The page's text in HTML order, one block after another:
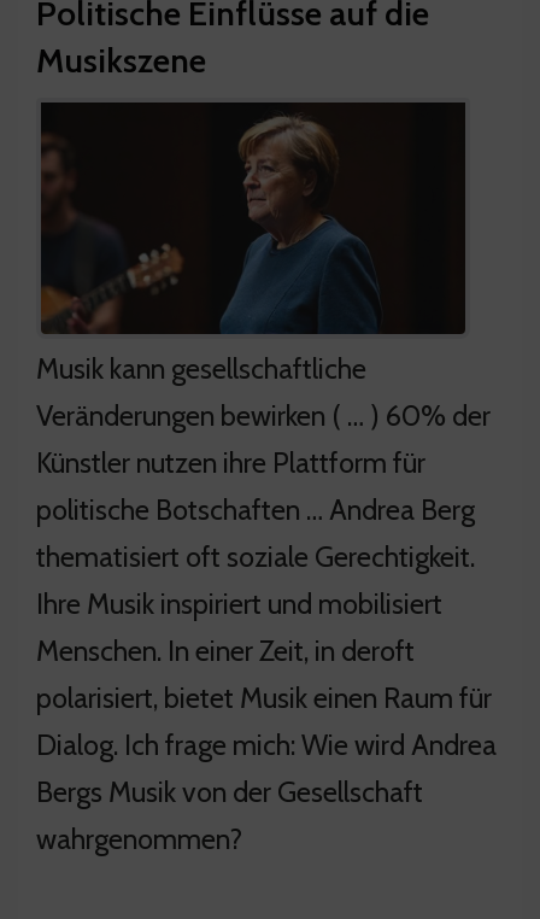
Politische Einflüsse auf die
Musikszene
Musik kann gesellschaftliche
Veränderungen bewirken ( … ) 60% der
Künstler nutzen ihre Plattform für
politische Botschaften … Andrea Berg
thematisiert oft soziale Gerechtigkeit.
Ihre Musik inspiriert und mobilisiert
Menschen. In einer Zeit, in deroft
polarisiert, bietet Musik einen Raum für
Dialog. Ich frage mich: Wie wird Andrea
Bergs Musik von der Gesellschaft
wahrgenommen?